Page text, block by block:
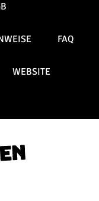
FAQ
WEBSITE